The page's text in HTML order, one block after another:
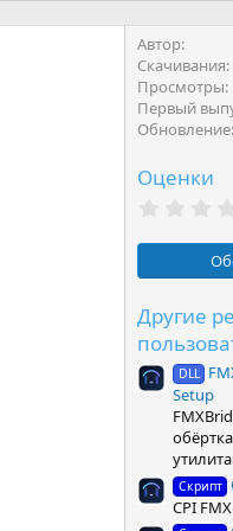
Автор
Скачивания
Просмотры
Первый
Обновление
Оценки
Другие
DLL
Setup
Скрипт
CPI FMX